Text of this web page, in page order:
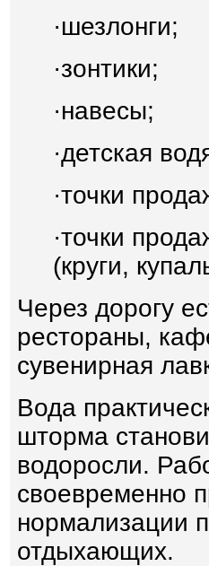
·шезлонги;
·зонтики;
·навесы;
·детская
·точки
·точки
(круги,
Через дорогу
рестораны,
сувенирная
Вода
шторма
водоросли.
своевременно
нормализации
отдыхающих.